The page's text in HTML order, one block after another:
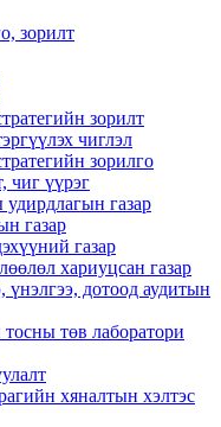
зорилт
зорилт
чиглэл
зорилго
чиг үүрэг
газар
газар
газар
хариуцсан газар
дотоод аудитын
төв лаборатори
хяналтын хэлтэс